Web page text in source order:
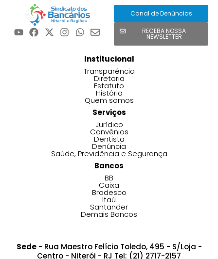
Canal de Denúncias
RECEBA NOSSA
NEWSLETTER
Institucional
Transparência
Diretoria
Estatuto
História
Quem somos
Serviços
Jurídico
Convênios
Dentista
Denúncia
Saúde, Previdência e Segurança
Bancos
BB
Caixa
Bradesco
Itaú
Santander
Demais Bancos
Sede- Rua Maestro Felício Toledo, 495 - S/Loja -
Centro - Niterói - RJ Tel: (21) 2717-2157